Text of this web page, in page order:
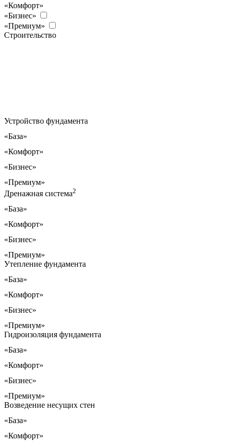
«Комфорт»
«Бизнес»
«Премиум»
Строительство
Устройство фундамента
«База»
«Комфорт»
«Бизнес»
«Премиум»
Дренажная система2
«База»
«Комфорт»
«Бизнес»
«Премиум»
Утепление фундамента
«База»
«Комфорт»
«Бизнес»
«Премиум»
Гидроизоляция фундамента
«База»
«Комфорт»
«Бизнес»
«Премиум»
Возведение несущих стен
«База»
«Комфорт»